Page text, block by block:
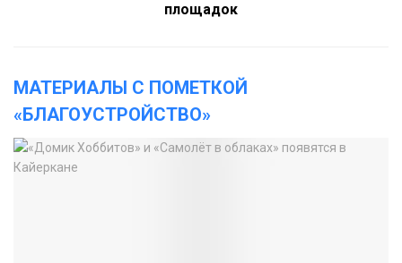
площадок
МАТЕРИАЛЫ С ПОМЕТКОЙ
«БЛАГОУСТРОЙСТВО»